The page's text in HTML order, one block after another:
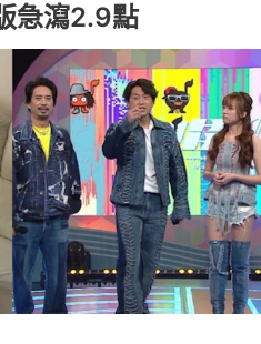
急瀉2.9點